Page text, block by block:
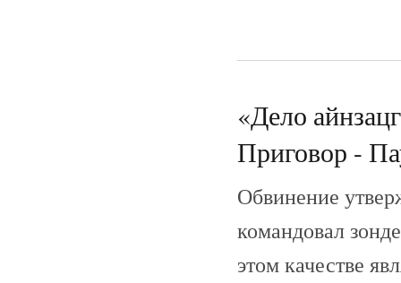
«Дело
Приговор -
Обвинение
командовал
этом качестве